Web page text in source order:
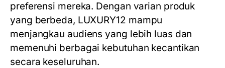
preferensi mereka. Dengan varian produk
yang berbeda, LUXURY12 mampu
menjangkau audiens yang lebih luas dan
memenuhi berbagai kebutuhan kecantikan
secara keseluruhan.